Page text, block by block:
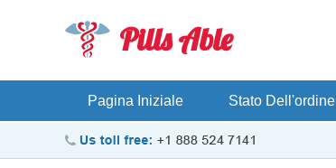
Pills Able
Pagina Iniziale Stato Dell'ordine